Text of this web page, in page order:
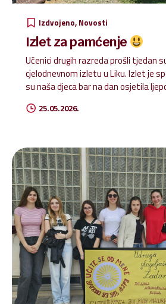
Izdvojeno Novosti
Izlet za pamćenje
Učenici drugih razreda prošli tjedan
cjelodnevnom izletu u Liku. Izlet je
su naša djeca bar na dan osjetila
izvanrednog vodiča, vozača te
štošta uz vodiče koji su nas
ide u predivno Kuterevo. Ondje su
blagodatima prirode, životinja, bilja,
naravno, aktivno sudjelujući u
do stolarske izrade te pronalaska
prostranstvima Kutereva. Domaćini
25.05.2026.